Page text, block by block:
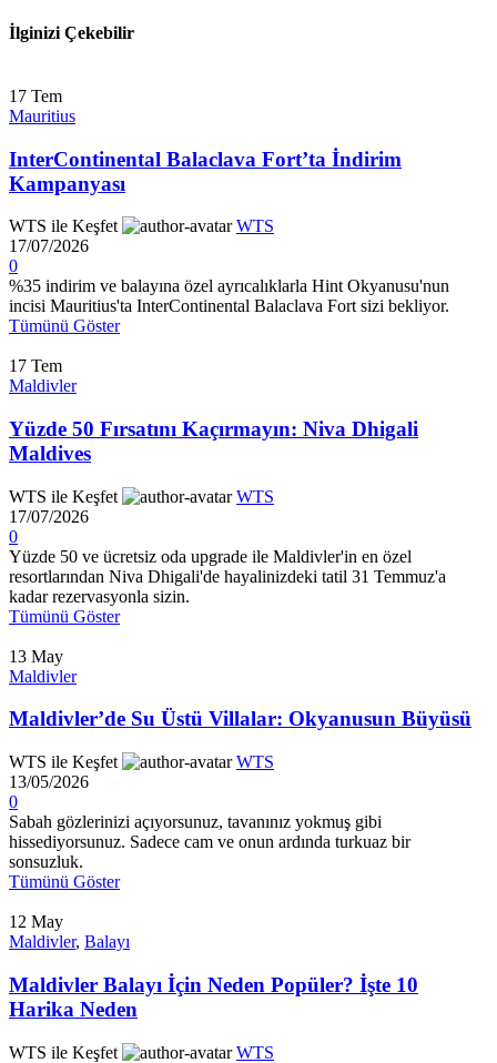
İlginizi Çekebilir
17 Tem
Mauritius
InterContinental Balaclava Fort’ta İndirim
Kampanyası
WTS ile Keşfet
WTS
17/07/2026
0
%35 indirim ve balayına özel ayrıcalıklarla Hint Okyanusu'nun
incisi Mauritius'ta InterContinental Balaclava Fort sizi bekliyor.
Tümünü Göster
17 Tem
Maldivler
Yüzde 50 Fırsatını Kaçırmayın: Niva Dhigali
Maldives
WTS ile Keşfet
WTS
17/07/2026
0
Yüzde 50 ve ücretsiz oda upgrade ile Maldivler'in en özel
resortlarından Niva Dhigali'de hayalinizdeki tatil 31 Temmuz'a
kadar rezervasyonla sizin.
Tümünü Göster
13 May
Maldivler
Maldivler’de Su Üstü Villalar: Okyanusun Büyüsü
WTS ile Keşfet
WTS
13/05/2026
0
Sabah gözlerinizi açıyorsunuz, tavanınız yokmuş gibi
hissediyorsunuz. Sadece cam ve onun ardında turkuaz bir
sonsuzluk.
Tümünü Göster
12 May
Maldivler, Balayı
Maldivler Balayı İçin Neden Popüler? İşte 10
Harika Neden
WTS ile Keşfet
WTS